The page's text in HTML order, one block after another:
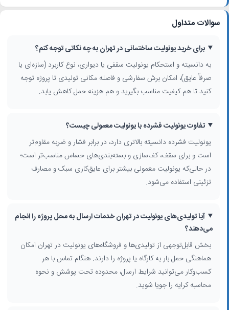
خانگی، قطعات صنعتی، تجهیزات پزشکی و محصولات صادراتی بسیار
ماکت، تابلوهای تبلیغاتی، طراحی دکور نمایشگاهی و دکوراسیون داخلی
کاربرد دارد.
چگونه بهترین تولیدی یونولیت تهران را انتخاب کنیم؟
برای انتخاب یک تامین‌کننده معتبریونولیت در تهرانبه موارد زیر توجه کنید:
مخصوص بسته‌بندی
کیفیت و چگالی: دانسیته مناسب در استحکام سقف و کارایی عایق حرارتی
بسیار مؤثر است.
خدمات جانبی: برش سفارشی، طراحی قالب بسته‌بندی، مشاوره انتخاب
ضخامت و ابعاد
امکان ارسال: بسیاری از تولیدی‌ها در تهران و حومه، حمل و نقل تا محل پروژه
با استفاده از فیلترهای استان، شهر، محدوده، منطقه، محله، فعالیت شغلی و
گزینه «جستجوی اطراف من» می‌توانید نزدیک‌ترین فروشگاه یا تولیدی
یونولیت را در محله‌های مختلف تهران پیدا کنید و هزینه حمل را کاهش
دهید.
قیمت و برندهای متداول یونولیت در تهران
قیمت یونولیتدر تهران معمولا بر اساس دانسیته، ابعاد، نوع کاربرد (سقفی،
بسته‌بندی، تزئینی) و حجم سفارش تعیین می‌شود. برخی کسب‌وکارها از
سوالات متداول
برای خرید یونولیت ساختمانی در تهران به چه نکاتی توجه کنم؟
به دانسیته و استحکام یونولیت سقفی یا دیواری، نوع کاربرد (سازه‌ای یا
صرفاً عایق)، امکان برش سفارشی و فاصله مکانی تولیدی تا پروژه توجه
کنید تا هم کیفیت مناسب بگیرید و هم هزینه حمل کاهش یابد.
تفاوت یونولیت فشرده با یونولیت معمولی چیست؟
یونولیت فشرده دانسیته بالاتری دارد، در برابر فشار و ضربه مقاوم‌تر
است و برای سقف، کف‌سازی و بسته‌بندی‌های حساس مناسب‌تر است؛
در حالی‌که یونولیت معمولی بیشتر برای عایق‌کاری سبک و مصارف
تزئینی استفاده می‌شود.
آیا تولیدی‌های یونولیت در تهران خدمات ارسال به محل پروژه را انجام
می‌دهند؟
بخش قابل‌توجهی از تولیدی‌ها و فروشگاه‌های یونولیت در تهران امکان
هماهنگی حمل بار به کارگاه یا پروژه را دارند. هنگام تماس با هر
کسب‌وکار می‌توانید شرایط ارسال، محدوده تحت پوشش و نحوه
محاسبه کرایه را جویا شوید.